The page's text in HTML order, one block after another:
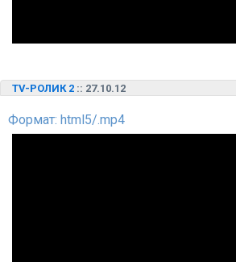
TV-РОЛИК 2 :: 27.10.12
Формат: html5/.mp4